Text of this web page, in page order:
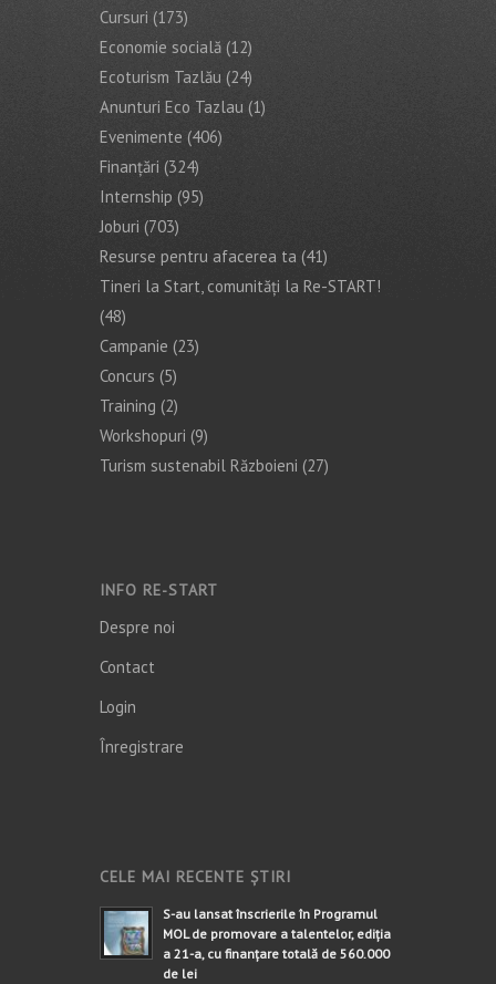
Cursuri (173)
Economie socială (12)
Ecoturism Tazlău (24)
Anunturi Eco Tazlau (1)
Evenimente (406)
Finanţări (324)
Internship (95)
Joburi (703)
Resurse pentru afacerea ta (41)
Tineri la Start, comunități la Re-START!
(48)
Campanie (23)
Concurs (5)
Training (2)
Workshopuri (9)
Turism sustenabil Războieni (27)
INFO RE-START
Despre noi
Contact
Login
Înregistrare
CELE MAI RECENTE ȘTIRI
S-au lansat înscrierile în Programul
MOL de promovare a talentelor, ediția
a 21-a, cu finanțare totală de 560.000
de lei